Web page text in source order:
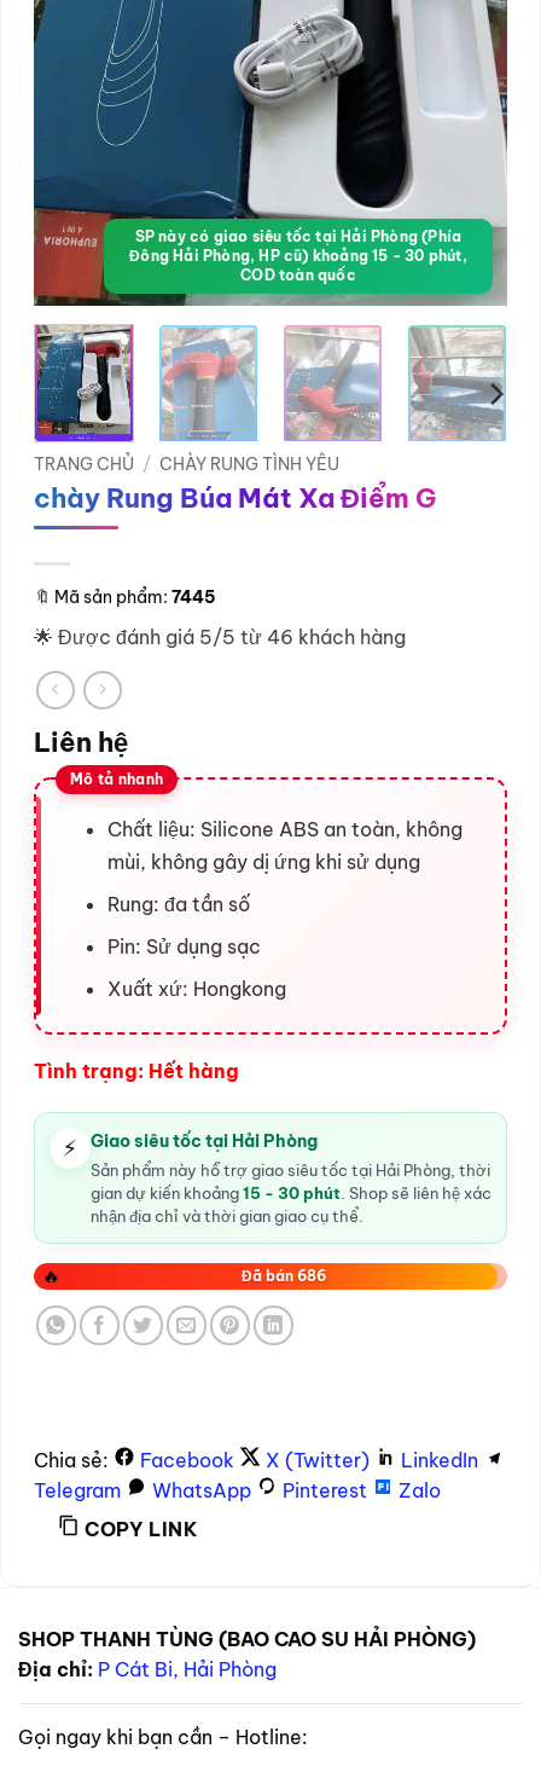
SP này có giao siêu tốc tại Hải Phòng (Phía
Đông Hải Phòng, HP cũ) khoảng 15 - 30 phút,
COD toàn quốc
TRANG CHỦ / CHÀY RUNG TÌNH YÊU
chày Rung Búa Mát Xa Điểm G
🔖 Mã sản phẩm: 7445
🌟 Được đánh giá 5/5 từ 46 khách hàng
Liên hệ
Chất liệu: Silicone ABS an toàn, không
mùi, không gây dị ứng khi sử dụng
Rung: đa tần số
Pin: Sử dụng sạc
Xuất xứ: Hongkong
Tình trạng: Hết hàng
⚡ Giao siêu tốc tại Hải Phòng
Sản phẩm này hỗ trợ giao siêu tốc tại Hải Phòng, thời
gian dự kiến khoảng15 - 30 phút . Shop sẽ liên hệ xác
nhận địa chỉ và thời gian giao cụ thể.
🔥 Đã bán 686
Chia sẻ: Facebook X (Twitter)
LinkedIn
Telegram
WhatsApp Pinterest
Zalo
COPY LINK
SHOP THANH TÙNG (BAO CAO SU HẢI PHÒNG)
Địa chỉ: P Cát Bi, Hải Phòng
Gọi ngay khi bạn cần – Hotline: